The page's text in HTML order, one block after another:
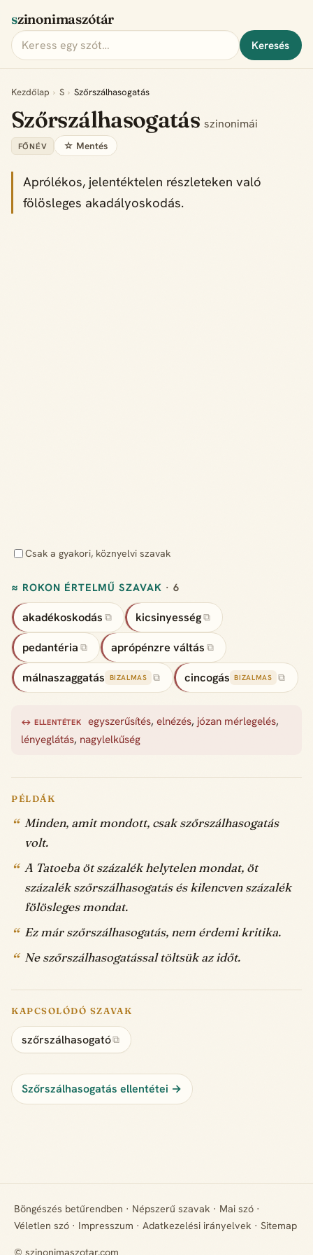
szinonimaszótár
Keresés
Kezdőlap › S › Szőrszálhasogatás
Szőrszálhasogatásszinonimái
FŐNÉV ☆ Mentés
Aprólékos, jelentéktelen részleteken való
fölösleges akadályoskodás.
Csak a gyakori, köznyelvi szavak
≈ ROKON ÉRTELMŰ SZAVAK · 6
akadékoskodás ⧉ kicsinyesség ⧉
pedantéria ⧉ aprópénzre váltás ⧉
málnaszaggatás BIZALMAS ⧉ cincogás BIZALMAS ⧉
↔ ELLENTÉTEK egyszerűsítés,elnézés, józan mérlegelés,
lényeglátás, nagylelkűség
PÉLDÁK
Minden, amit mondott, csak szőrszálhasogatás
volt.
A Tatoeba öt százalék helytelen mondat, öt
százalék szőrszálhasogatás és kilencven százalék
fölösleges mondat.
Ez már szőrszálhasogatás, nem érdemi kritika.
Ne szőrszálhasogatással töltsük az időt.
KAPCSOLÓDÓ SZAVAK
szőrszálhasogató⧉
Szőrszálhasogatás ellentétei →
Böngészés betűrendben · Népszerű szavak · Mai szó ·
Véletlen szó · Impresszum · Adatkezelési irányelvek · Sitemap
© szinonimaszotar.com